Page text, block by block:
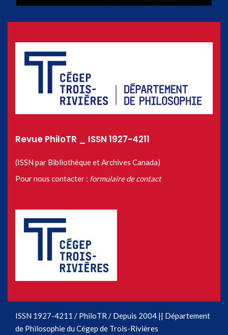
Revue PhiloTR _ ISSN 1927-4211
(ISSN par Bibliothèque et Archives Canada)
Pour nous contacter : formulaire de contact
ISSN 1927-4211 / PhiloTR / Depuis 2004 || Département
de Philosophie du Cégep de Trois-Rivières